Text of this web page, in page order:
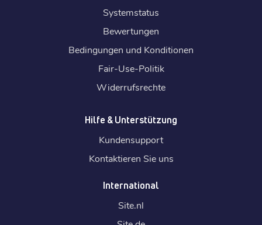
Systemstatus
Bewertungen
Bedingungen und Konditionen
Fair-Use-Politik
Widerrufsrechte
Hilfe & Unterstützung
Kundensupport
Kontaktieren Sie uns
International
Site.nl